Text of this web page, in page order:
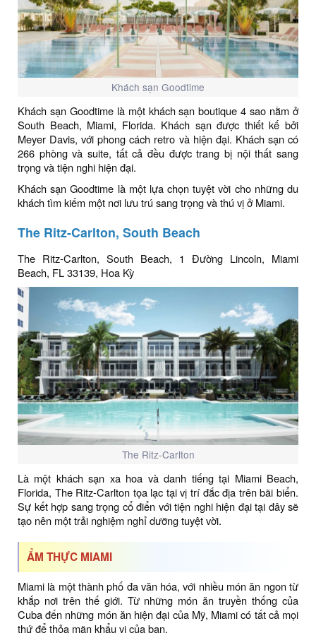
Khách sạn Goodtime
Khách sạn Goodtime là một khách sạn boutique 4 sao nằm ở
South Beach, Miami, Florida. Khách sạn được thiết kế bởi
Meyer Davis, với phong cách retro và hiện đại. Khách sạn có
266 phòng và suite, tất cả đều được trang bị nội thất sang
trọng và tiện nghi hiện đại.
Khách sạn Goodtime là một lựa chọn tuyệt vời cho những du
khách tìm kiếm một nơi lưu trú sang trọng và thú vị ở Miami.
The Ritz-Carlton, South Beach
The Ritz-Carlton, South Beach, 1 Đường Lincoln, Miami
Beach, FL 33139, Hoa Kỳ
The Ritz-Carlton
Là một khách sạn xa hoa và danh tiếng tại Miami Beach,
Florida, The Ritz-Carlton tọa lạc tại vị trí đắc địa trên bãi biển.
Sự kết hợp sang trọng cổ điển với tiện nghi hiện đại tại đây sẽ
tạo nên một trải nghiệm nghỉ dưỡng tuyệt vời.
ẨM THỰC MIAMI
Miami là một thành phố đa văn hóa, với nhiều món ăn ngon từ
khắp nơi trên thế giới. Từ những món ăn truyền thống của
Cuba đến những món ăn hiện đại của Mỹ, Miami có tất cả mọi
thứ để thỏa mãn khẩu vị của bạn.